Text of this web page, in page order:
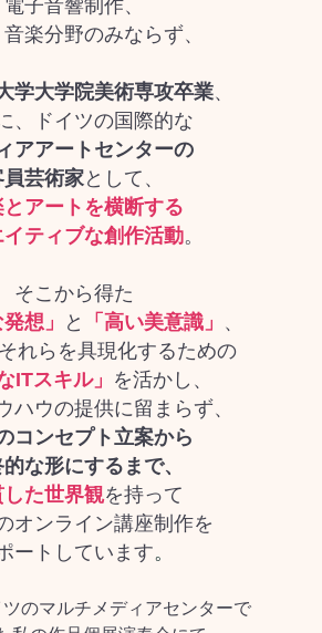
電子音響制作、
楽分野のみならず、
学大学院美術専攻卒業、
、ドイツの国際的な
アアートセンターの
員芸術家として、
アートを横断する
イティブな創作活動。
そこから得た
想」
と 「高い美意識」 、
れらを具現化するための
ITスキル」 を活かし、
ハウの提供に留まらず、
コンセプト立案から
な形にするまで、
した世界観を持って
オンライン講座制作を
ートしています。
のマルチメディアセンターで